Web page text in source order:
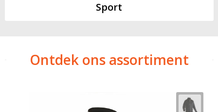
Sport
Ontdek ons assortiment